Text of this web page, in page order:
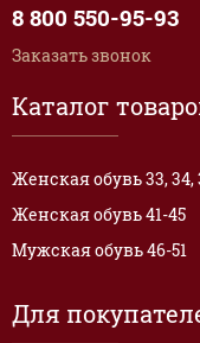
Каталог
Женская обувь 33, 34,
Женская обувь 41-45
Мужская обувь 46-51
Для
8 800 550-95-93
Заказать звонок